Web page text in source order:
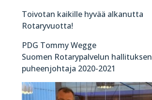
Toivotan kaikille hyvää alkanutta
Rotaryvuotta!
PDG Tommy Wegge
Suomen Rotarypalvelun hallituksen
puheenjohtaja 2020-2021